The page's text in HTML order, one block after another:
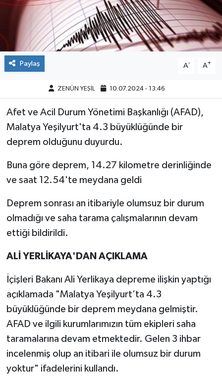
Paylaş A- A+
ZENÜN YEŞİL 10.07.2024 - 13:46
Afet ve Acil Durum Yönetimi Başkanlığı (AFAD),
Malatya Yeşilyurt'ta 4.3 büyüklüğünde bir
deprem olduğunu duyurdu.
Buna göre deprem, 14.27 kilometre derinliğinde
ve saat 12.54'te meydana geldi
Deprem sonrası an itibariyle olumsuz bir durum
olmadığı ve saha tarama çalışmalarının devam
ettiği bildirildi.
ALİ YERLİKAYA'DAN AÇIKLAMA
İçişleri Bakanı Ali Yerlikaya depreme ilişkin yaptığı
açıklamada "Malatya Yeşilyurt’ta 4.3
büyüklüğünde bir deprem meydana gelmiştir.
AFAD ve ilgili kurumlarımızın tüm ekipleri saha
taramalarına devam etmektedir. Gelen 3 ihbar
incelenmiş olup an itibari ile olumsuz bir durum
yoktur" ifadelerini kullandı.